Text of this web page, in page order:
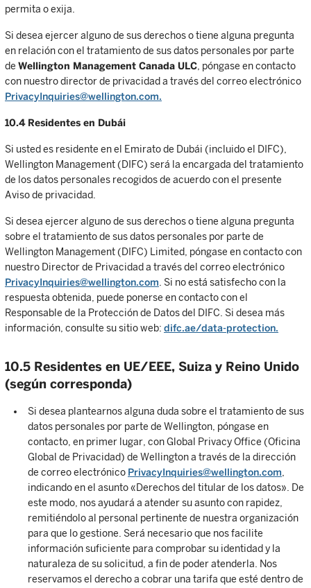
permita o exija.
Si desea ejercer alguno de sus derechos o tiene alguna pregunta
en relación con el tratamiento de sus datos personales por parte
de Wellington Management Canada ULC , póngase en contacto
con nuestro director de privacidad a través del correo electrónico
PrivacyInquiries@wellington.com.
10.4 Residentes en Dubái
Si usted es residente en el Emirato de Dubái (incluido el DIFC),
Wellington Management (DIFC) será la encargada del tratamiento
de los datos personales recogidos de acuerdo con el presente
Aviso de privacidad.
Si desea ejercer alguno de sus derechos o tiene alguna pregunta
sobre el tratamiento de sus datos personales por parte de
Wellington Management (DIFC) Limited, póngase en contacto con
nuestro Director de Privacidad a través del correo electrónico
PrivacyInquiries@wellington.com . Si no está satisfecho con la
respuesta obtenida, puede ponerse en contacto con el
Responsable de la Protección de Datos del DIFC. Si desea más
información, consulte su sitio web: difc.ae/data-protection.
10.5 Residentes en UE/EEE, Suiza y Reino Unido
(según corresponda)
Si desea plantearnos alguna duda sobre el tratamiento de sus
datos personales por parte de Wellington, póngase en
contacto, en primer lugar, con Global Privacy Office (Oficina
Global de Privacidad) de Wellington a través de la dirección
de correo electrónico PrivacyInquiries@wellington.com
indicando en el asunto «Derechos del titular de los datos». De
este modo, nos ayudará a atender su asunto con rapidez,
remitiéndolo al personal pertinente de nuestra organización
para que lo gestione. Será necesario que nos facilite
información suficiente para comprobar su identidad y la
naturaleza de su solicitud, a fin de poder atenderla. Nos
reservamos el derecho a cobrar una tarifa que esté dentro de